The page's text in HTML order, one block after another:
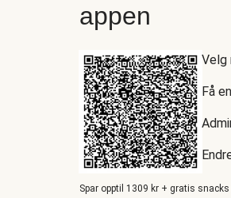
appen
Velg
Få
Spar opptil 1309 kr + gratis